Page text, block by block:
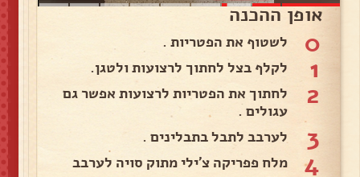
אופן ההכנה
0 לשטוף את הפטריות .
1 לקלף בצל לחתוך לרצועות ולטגן.
2
לחתוך את הפטריות לרצועות אפשר גם
עגולים .
3 לערבב לתבל בתבלינים .
4
מלח פפריקה צ'ילי מתוק סויה לערבב